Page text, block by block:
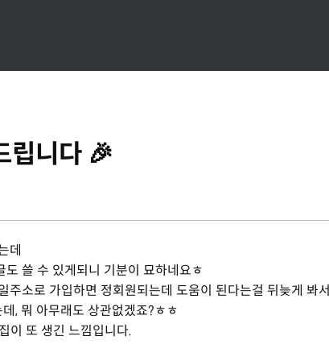
립니다 🎉
데
쓸 수 있게되니 기분이 묘하네요ㅎ
소로 가입하면 정회원되는데 도움이 된다는걸 뒤늦게 봐서
, 뭐 아무래도 상관없겠죠?ㅎㅎ
이 또 생긴 느낌입니다.